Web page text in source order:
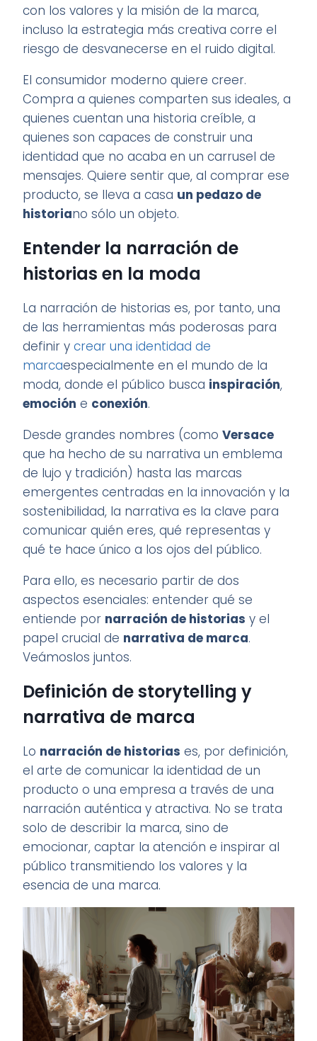
con los valores y la misión de la marca,
incluso la estrategia más creativa corre el
riesgo de desvanecerse en el ruido digital.
El consumidor moderno quiere creer.
Compra a quienes comparten sus ideales, a
quienes cuentan una historia creíble, a
quienes son capaces de construir una
identidad que no acaba en un carrusel de
mensajes. Quiere sentir que, al comprar ese
producto, se lleva a casa un pedazo de
historiano sólo un objeto.
Entender la narración de
historias en la moda
La narración de historias es, por tanto, una
de las herramientas más poderosas para
definir ycrear una identidad de
marcaespecialmente en el mundo de la
moda, donde el público busca inspiración,
emoción e conexión.
Desde grandes nombres (comoVersace
que ha hecho de su narrativa un emblema
de lujo y tradición) hasta las marcas
emergentes centradas en la innovación y la
sostenibilidad, la narrativa es la clave para
comunicar quién eres, qué representas y
qué te hace único a los ojos del público.
Para ello, es necesario partir de dos
aspectos esenciales: entender qué se
entiende por narración de historias y el
papel crucial de narrativa de marca.
Veámoslos juntos.
Definición de storytelling y
narrativa de marca
Lo narración de historias es, por definición,
el arte de comunicar la identidad de un
producto o una empresa a través de una
narración auténtica y atractiva. No se trata
solo de describir la marca, sino de
emocionar, captar la atención e inspirar al
público transmitiendo los valores y la
esencia de una marca.